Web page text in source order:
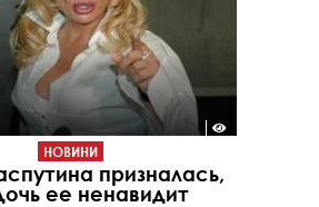
НОВИНИ
призналась,
ее ненавидит